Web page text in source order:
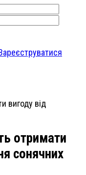
отримати
сонячних